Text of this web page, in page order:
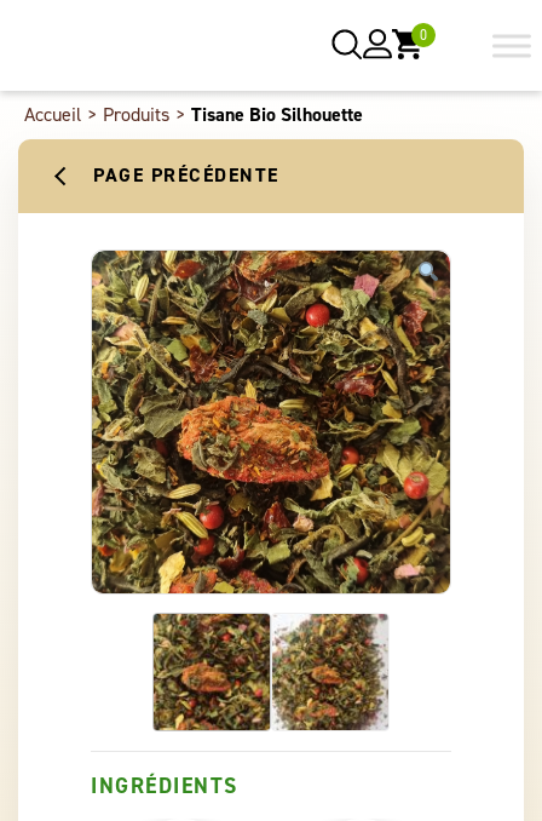
0
Accueil > Produits > Tisane Bio Silhouette
PAGE PRÉCÉDENTE
INGRÉDIENTS